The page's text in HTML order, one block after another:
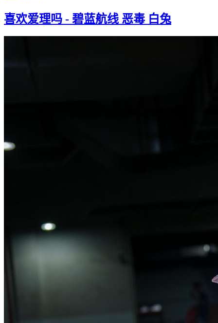
喜欢爱理吗 - 碧蓝航线 恶毒 白兔